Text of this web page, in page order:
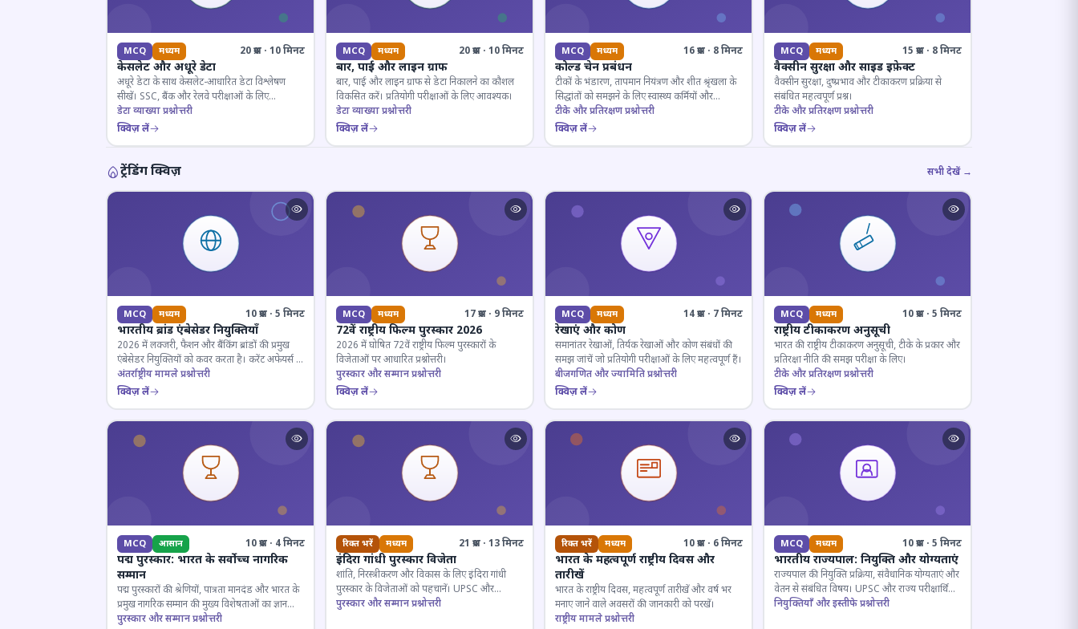
MCQ मध्यम 20 प्रश्न · 10 मिनट
केसलेट और अधूरे डेटा
अधूरे डेटा के साथ केसलेट-आधारित डेटा विश्लेषण
सीखें। SSC, बैंक और रेलवे परीक्षाओं के लिए
महत्वपूर्ण।
डेटा व्याख्या प्रश्नोत्तरी
क्विज़ लें
MCQ मध्यम 20 प्रश्न · 10 मिनट
बार, पाई और लाइन ग्राफ
बार, पाई और लाइन ग्राफ से डेटा निकालने का कौशल
विकसित करें। प्रतियोगी परीक्षाओं के लिए आवश्यक।
डेटा व्याख्या प्रश्नोत्तरी
क्विज़ लें
MCQ मध्यम 16 प्रश्न · 8 मिनट
कोल्ड चेन प्रबंधन
टीकों के भंडारण, तापमान नियंत्रण और शीत श्रृंखला के
सिद्धांतों को समझने के लिए स्वास्थ्य कर्मियों और
परीक्षार्थियों के लिए महत्वपूर्ण।
टीके और प्रतिरक्षण प्रश्नोत्तरी
क्विज़ लें
MCQ मध्यम 15 प्रश्न · 8 मिनट
वैक्सीन सुरक्षा और साइड इफ़ेक्ट
वैक्सीन सुरक्षा, दुष्प्रभाव और टीकाकरण प्रक्रिया से
संबंधित महत्वपूर्ण प्रश्न।
टीके और प्रतिरक्षण प्रश्नोत्तरी
क्विज़ लें
ट्रेंडिंग क्विज़ सभी देखें →
MCQ मध्यम 10 प्रश्न · 5 मिनट
भारतीय ब्रांड एंबेसेडर नियुक्तियाँ
2026 में लक्जरी, फैशन और बैंकिंग ब्रांडों की प्रमुख
एंबेसेडर नियुक्तियों को कवर करता है। करेंट अफेयर्स के
लिए जरूरी।
अंतर्राष्ट्रीय मामले प्रश्नोत्तरी
क्विज़ लें
MCQ मध्यम 17 प्रश्न · 9 मिनट
72वें राष्ट्रीय फिल्म पुरस्कार 2026
2026 में घोषित 72वें राष्ट्रीय फिल्म पुरस्कारों के
विजेताओं पर आधारित प्रश्नोत्तरी।
पुरस्कार और सम्मान प्रश्नोत्तरी
क्विज़ लें
MCQ मध्यम 14 प्रश्न · 7 मिनट
रेखाएं और कोण
समानांतर रेखाओं, तिर्यक रेखाओं और कोण संबंधों की
समझ जांचें जो प्रतियोगी परीक्षाओं के लिए महत्वपूर्ण हैं।
बीजगणित और ज्यामिति प्रश्नोत्तरी
क्विज़ लें
MCQ मध्यम 10 प्रश्न · 5 मिनट
राष्ट्रीय टीकाकरण अनुसूची
भारत की राष्ट्रीय टीकाकरण अनुसूची, टीके के प्रकार और
प्रतिरक्षा नीति की समझ परीक्षा के लिए।
टीके और प्रतिरक्षण प्रश्नोत्तरी
क्विज़ लें
MCQ आसान 10 प्रश्न · 4 मिनट
पद्म पुरस्कार: भारत के सर्वोच्च नागरिक
सम्मान
पद्म पुरस्कारों की श्रेणियों, पात्रता मानदंड और भारत के
प्रमुख नागरिक सम्मान की मुख्य विशेषताओं का ज्ञान
परखें।
पुरस्कार और सम्मान प्रश्नोत्तरी
रिक्त भरें मध्यम 21 प्रश्न · 13 मिनट
इंदिरा गांधी पुरस्कार विजेता
शांति, निरस्त्रीकरण और विकास के लिए इंदिरा गांधी
पुरस्कार के विजेताओं को पहचानें। UPSC और
प्रतियोगी परीक्षाओं के लिए महत्वपूर्ण।
पुरस्कार और सम्मान प्रश्नोत्तरी
रिक्त भरें मध्यम 10 प्रश्न · 6 मिनट
भारत के महत्वपूर्ण राष्ट्रीय दिवस और
तारीखें
भारत के राष्ट्रीय दिवस, महत्वपूर्ण तारीखें और वर्ष भर
मनाए जाने वाले अवसरों की जानकारी को परखें।
राष्ट्रीय मामले प्रश्नोत्तरी
MCQ मध्यम 10 प्रश्न · 5 मिनट
भारतीय राज्यपाल: नियुक्ति और योग्यताएं
राज्यपाल की नियुक्ति प्रक्रिया, संवैधानिक योग्यताएं और
वेतन से संबंधित विषय। UPSC और राज्य परीक्षार्थियों
के लिए महत्वपूर्ण।
नियुक्तियाँ और इस्तीफे प्रश्नोत्तरी